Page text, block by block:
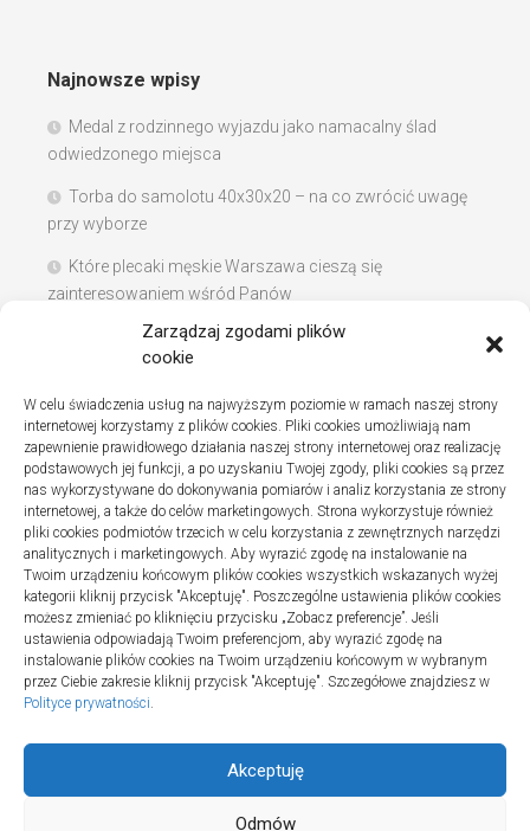
Zarządzaj zgodami plików
cookie
W celu świadczenia usług na najwyższym poziomie w ramach naszej strony
internetowej korzystamy z plików cookies. Pliki cookies umożliwiają nam
zapewnienie prawidłowego działania naszej strony internetowej oraz realizację
podstawowych jej funkcji, a po uzyskaniu Twojej zgody, pliki cookies są przez
nas wykorzystywane do dokonywania pomiarów i analiz korzystania ze strony
internetowej, a także do celów marketingowych. Strona wykorzystuje również
pliki cookies podmiotów trzecich w celu korzystania z zewnętrznych narzędzi
analitycznych i marketingowych. Aby wyrazić zgodę na instalowanie na
Twoim urządzeniu końcowym plików cookies wszystkich wskazanych wyżej
kategorii kliknij przycisk "Akceptuję". Poszczególne ustawienia plików cookies
możesz zmieniać po kliknięciu przycisku „Zobacz preferencje”. Jeśli
ustawienia odpowiadają Twoim preferencjom, aby wyrazić zgodę na
instalowanie plików cookies na Twoim urządzeniu końcowym w wybranym
przez Ciebie zakresie kliknij przycisk "Akceptuję". Szczegółowe znajdziesz w
Polityce prywatności.
Akceptuję
Odmów
Najnowsze wpisy
Medal z rodzinnego wyjazdu jako namacalny ślad
odwiedzonego miejsca
Torba do samolotu 40x30x20 – na co zwrócić uwagę
przy wyborze
Które plecaki męskie Warszawa cieszą się
zainteresowaniem wśród Panów
Instalacje sanitarne w szpitalach – jak wybrać dobrą
Na co zwracać uwagę podczas szukania noclegów
nad Bałtykiem
Najnowsze komentarze
GosiaoFizjoterapia – jak ekspresowo przywrócić
sprawność po urazie?